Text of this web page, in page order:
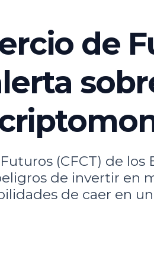
de
(CFCT) de
de invertir en
de caer en